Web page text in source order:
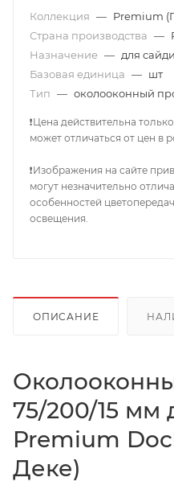
Коллекция — Premium
Страна производства —
Назначение — для
Базовая единица — шт
Тип — околооконный
❗Цена действительна
может отличаться от цен в
❗Изображения на сайте
могут незначительно
особенностей
освещения.
ОПИСАНИЕ
75/200/15 мм
Premium
Деке)